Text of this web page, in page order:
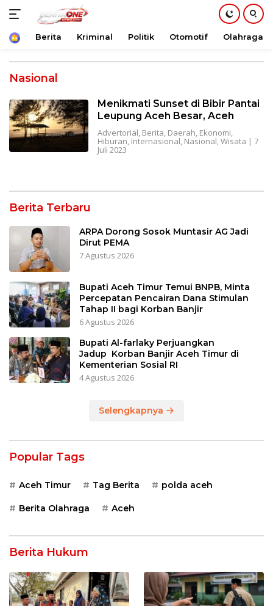
konten
Beranda
Berita Kriminal Politik Otomotif Olahraga
Nasional
Menikmati Sunset di Bibir Pantai
Leupung Aceh Besar, Aceh
Advertorial, Berita, Daerah, Ekonomi,
Hiburan, Internasional, Nasional,Wisata | 7
Juli 2023
Berita Terbaru
ARPA Dorong Sosok Muntasir AG Jadi
Dirut PEMA
7 Agustus 2026
Bupati Aceh Timur Temui BNPB, Minta
Percepatan Pencairan Dana Stimulan
Tahap II bagi Korban Banjir
6 Agustus 2026
Bupati Al-farlaky Perjuangkan
Jadup Korban Banjir Aceh Timur di
Kementerian Sosial RI
4 Agustus 2026
Selengkapnya
Popular Tags
Aceh Timur Tag Berita polda aceh
Berita Olahraga Aceh
Berita Hukum